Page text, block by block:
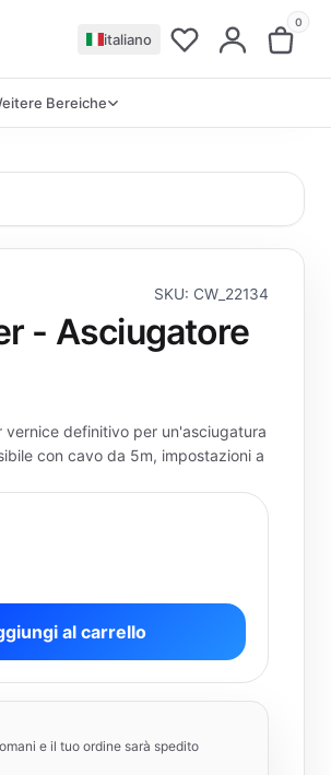
italiano
0
Bereiche
SKU: CW_22134
- Asciugatore
vernice definitivo per un'asciugatura
con cavo da 5m, impostazioni a
al carrello
e il tuo ordine sarà spedito